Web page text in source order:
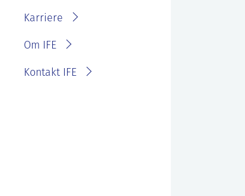
Karriere
Om IFE
Personvernerklæring for
Kontakt IFE
Fakturainformasjon
Varsling eller melde